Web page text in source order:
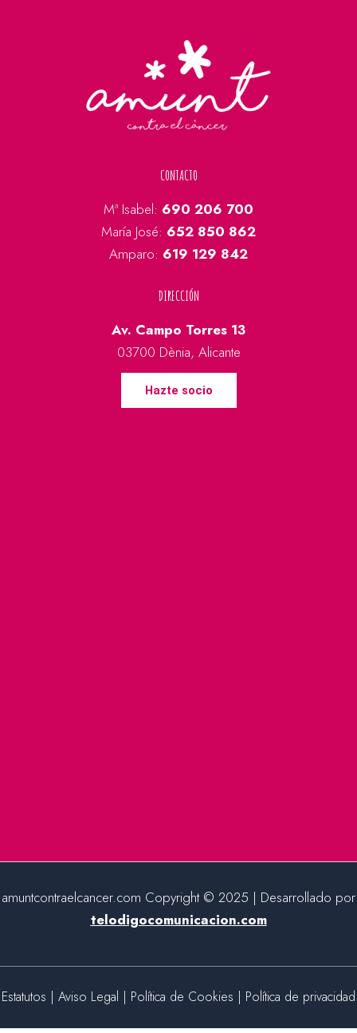
CONTACTO
Mª Isabel: 690 206 700
María José: 652 850 862
Amparo: 619 129 842
DIRECCIÓN
Av. Campo Torres 13
03700 Dènia, Alicante
Hazte socio
amuntcontraelcancer.com Copyright © 2025 | Desarrollado por
telodigocomunicacion.com
Estatutos | Aviso Legal | Política de Cookies | Política de privacidad